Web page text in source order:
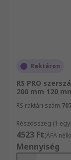
Raktáron
RS PRO
200 mm 120
RS raktári szám
Részösszeg (1
4523 Ft(ÁFA
Mennyiség